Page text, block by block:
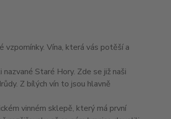
vzpomínky. Vína, která vás potěší a
Staré Hory. Zde se již naši
Z bílých vín to jsou hlavně
vinném sklepě, který má první